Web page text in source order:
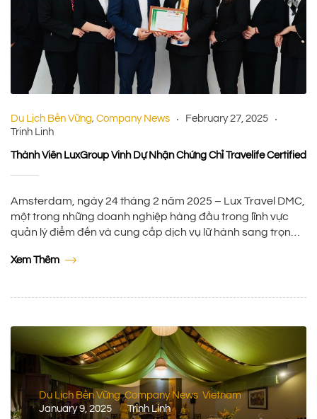
Du Lịch Bền Vững, Company News
February 27, 2025
Trinh Linh
Thành Viên LuxGroup Vinh Dự Nhận Chứng Chỉ Travelife Certified
Amsterdam, ngày 24 tháng 2 năm 2025 – Lux Travel DMC,
một trong những doanh nghiệp hàng đầu trong lĩnh vực
quản lý điểm đến và cung cấp dịch vụ lữ hành sang trọng
giá Travelife Certified, khẳng định cam kết mạnh […]
Xem Thêm
Du Lịch Bền Vững,Company News, Vietnam
January 9, 2025
Trinh Linh